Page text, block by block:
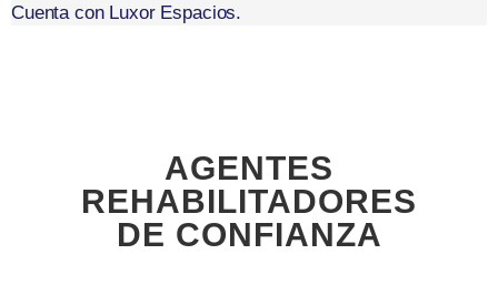
Cuenta con Luxor Espacios.
AGENTES
REHABILITADORES
DE CONFIANZA